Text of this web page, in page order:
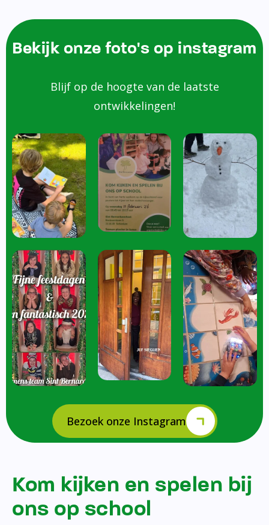
Bekijk onze foto's op instagram
Blijf op de hoogte van de laatste
ontwikkelingen!
Bezoek onze Instagram
Kom kijken en spelen bij
ons op school